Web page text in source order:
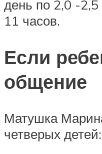
день по 2,0 -
11 часов.
Если
общение
Матушка
четверых детей: